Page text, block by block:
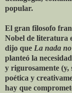
popular.
El gran filosofo
Nobel de literatura
dijo que La nada
planteó la
y rigurosamente (y,
poética y
hay que